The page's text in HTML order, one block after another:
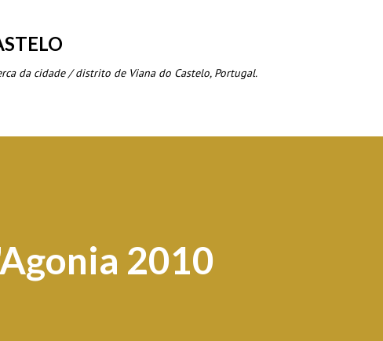
da cidade / distrito de Viana do Castelo, Portugal.
2010